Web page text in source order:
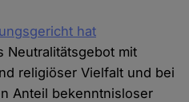
hat
Neutralitätsgebot mit
religiöser Vielfalt und bei
Anteil bekenntnisloser